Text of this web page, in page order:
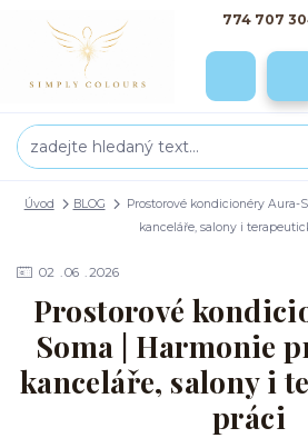
774 707
Úvod BLOG
Prostorové kondicionéry Aura-
kanceláře, salony i
02 06 2026
Prostorové
Soma | Harmonie
kanceláře, salony i
práci